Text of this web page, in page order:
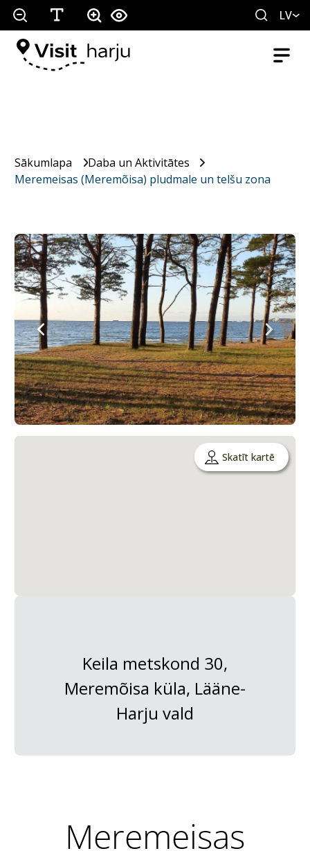
LV
Sākumlapa
Daba un Aktivitātes
Meremeisas (Meremõisa) pludmale un telšu zona
Skatīt kartē
Keila metskond 30,
Meremõisa küla, Lääne-
Harju vald
Meremeisas